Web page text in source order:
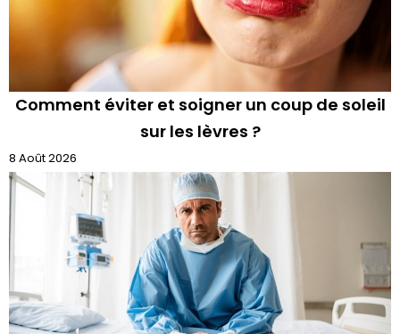
Comment éviter et soigner un coup de soleil
sur les lèvres ?
8 Août 2026